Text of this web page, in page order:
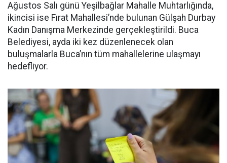
Ağustos Salı günü Yeşilbağlar Mahalle Muhtarlığında,
ikincisi ise Fırat Mahallesi’nde bulunan Gülşah Durbay
Kadın Danışma Merkezinde gerçekleştirildi. Buca
Belediyesi, ayda iki kez düzenlenecek olan
buluşmalarla Buca’nın tüm mahallelerine ulaşmayı
hedefliyor.